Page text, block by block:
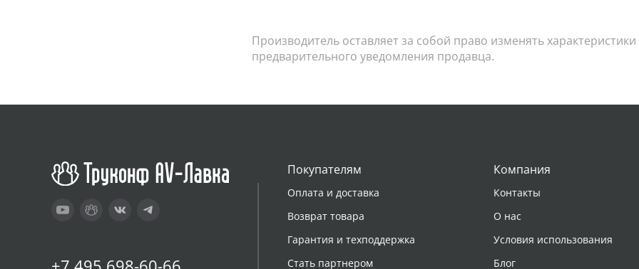
Производитель оставляет за собой право изменять
предварительного уведомления продавца.
Покупателям
Оплата и доставка
Возврат товара
Гарантия и техподдержка
Стать партнером
Компания
Контакты
О нас
Условия использования
Блог